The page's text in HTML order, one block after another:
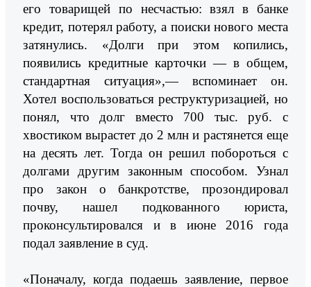
его товарищей по несчастью: взял в банке
кредит, потерял работу, а поиски нового места
затянулись. «Долги при этом копились,
появились кредитные карточки — в общем,
стандартная ситуация»,— вспоминает он.
Хотел воспользоваться реструктуризацией, но
понял, что долг вместо 700 тыс. руб. с
хвостиком вырастет до 2 млн и растянется еще
на десять лет. Тогда он решил побороться с
долгами другим законным способом. Узнал
про закон о банкротстве, прозондировал
почву, нашел подкованного юриста,
проконсультировался и в июне 2016 года
подал заявление в суд.
«Поначалу, когда подаешь заявление, первое